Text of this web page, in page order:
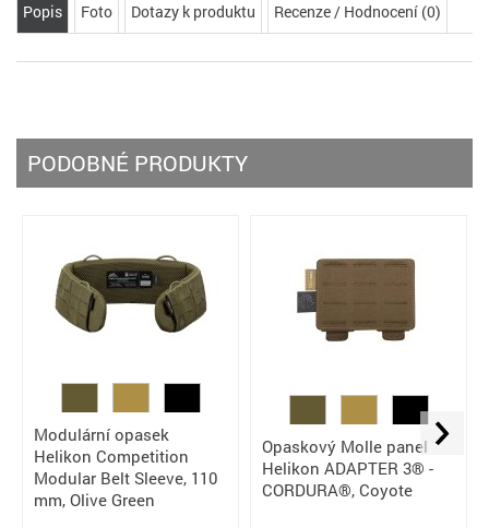
Popis Foto Dotazy k produktu Recenze / Hodnocení (0)
PODOBNÉ PRODUKTY
Modulární opasek
Helikon Competition
Modular Belt Sleeve, 110
mm, Olive Green
Opaskový Molle panel
Helikon ADAPTER 3® -
CORDURA®, Coyote